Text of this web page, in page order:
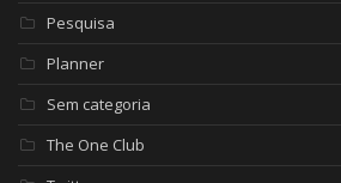
Pesquisa
Planner
Sem categoria
The One Club